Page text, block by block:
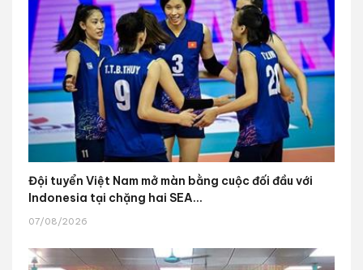
Đội tuyển Việt Nam mở màn bằng cuộc đối đầu với
Indonesia tại chặng hai SEA...
07/08/2026